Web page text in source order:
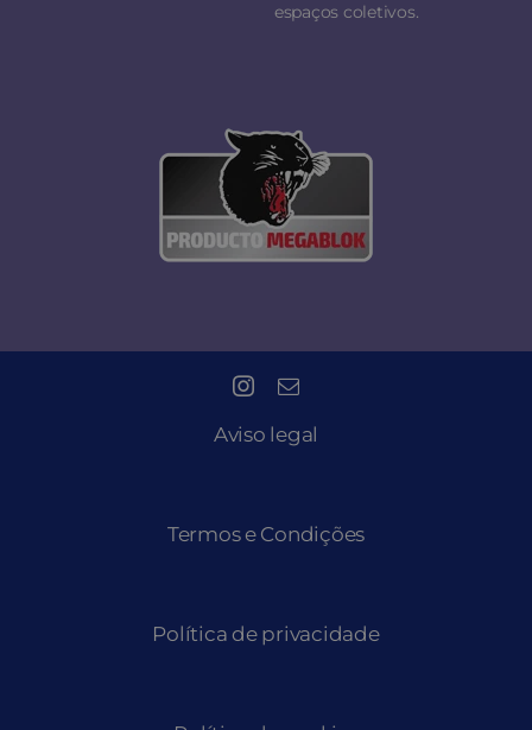
espaços coletivos.
Aviso legal
Termos e Condições
Política de privacidade